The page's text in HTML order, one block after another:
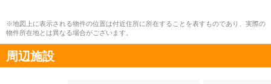
※地図上に表示される物件の位置は付近住所に所在することを表すものであり、実際の
物件所在地とは異なる場合がございます。
周辺施設